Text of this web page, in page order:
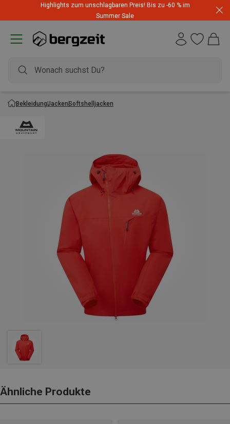
Highlights zum unschlagbaren Preis! Bis zu -60 % im
Summer Sale
BekleidungJackenSoftshelljacken
Ähnliche Produkte